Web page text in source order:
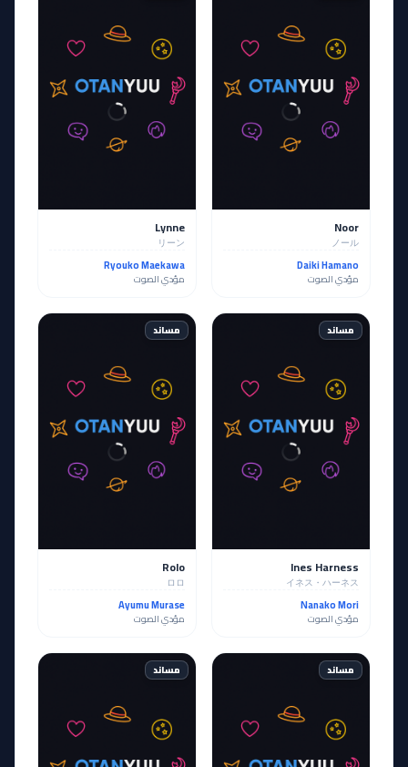
Noor
ノール
Daiki Hamano
مؤدي الصوت
Lynne
リーン
Ryouko Maekawa
مؤدي الصوت
مساند
Ines Harness
イネス・ハーネス
Nanako Mori
مؤدي الصوت
مساند
Rolo
ロロ
Ayumu Murase
مؤدي الصوت
مساند مساند